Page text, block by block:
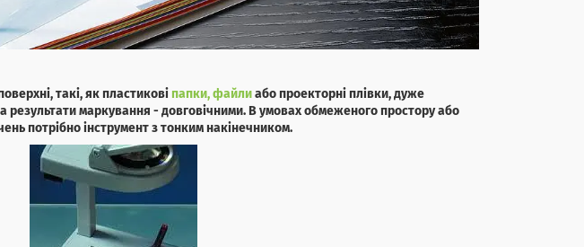
такі, як пластикові папки, файли або проекторні плівки, дуже
результати маркування - довговічними. В умовах обмеженого простору або
потрібно інструмент з тонким накінечником.